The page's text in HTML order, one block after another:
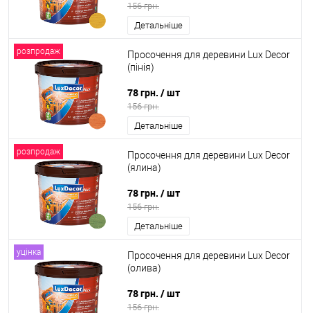
156 грн.
Детальніше
розпродаж
Просочення для деревини Lux Decor
(пінія)
78 грн. / шт
156 грн.
Детальніше
розпродаж
Просочення для деревини Lux Decor
(ялина)
78 грн. / шт
156 грн.
Детальніше
уцінка
Просочення для деревини Lux Decor
(олива)
78 грн. / шт
156 грн.